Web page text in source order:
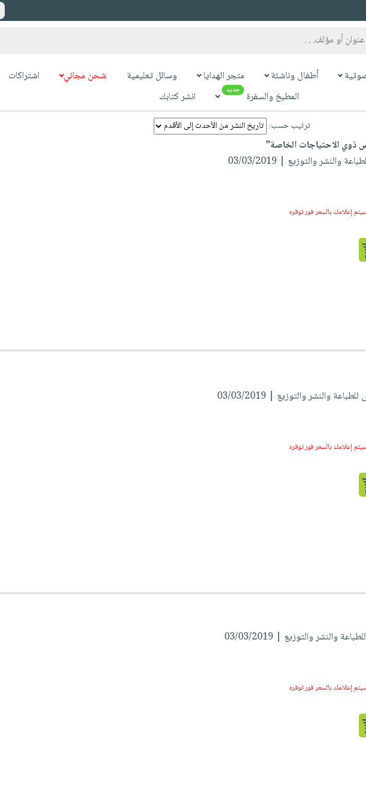
أطفال وناشئة متجر الهدايا وسائل تعليمية شحن مجاني اشتراكات
المطبخ والسفرة جديد انشر كتابك
ترتيب حسب:
ذوي الاحتياجات الخاصة"
والنشر والتوزيع | 03/03/2019
إعلامك بالسعر فور توفره
والنشر والتوزيع | 03/03/2019
إعلامك بالسعر فور توفره
والنشر والتوزيع | 03/03/2019
إعلامك بالسعر فور توفره